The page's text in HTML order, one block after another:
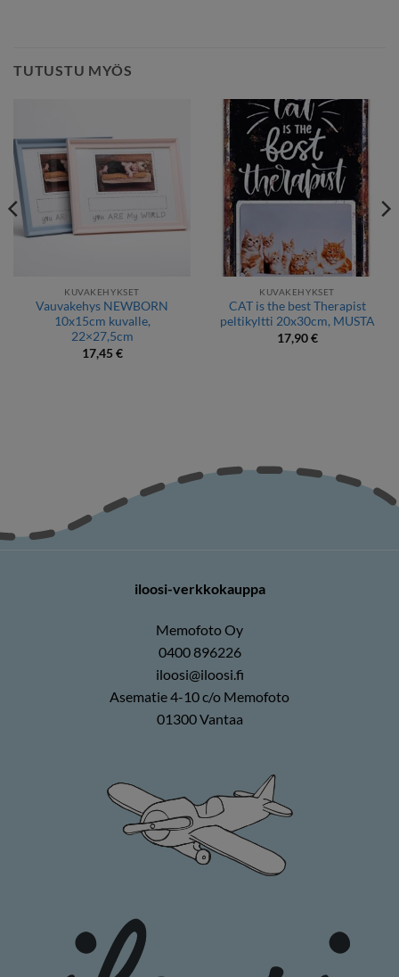
TUTUSTU MYÖS
KUVAKEHYKSET
Vauvakehys NEWBORN
10x15cm kuvalle,
22×27,5cm
17,45€
KUVAKEHYKSET
CAT is the best Therapist
peltikyltti 20x30cm, MUSTA
17,90€
iloosi-verkkokauppa
Memofoto Oy
0400 896226
iloosi@iloosi.fi
Asematie 4-10 c/o Memofoto
01300 Vantaa